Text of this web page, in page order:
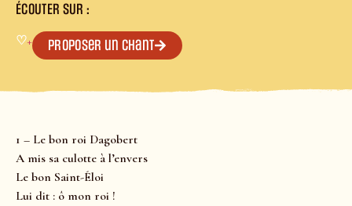
ÉCOUTER SUR :
♡+ Proposer un chant
1 – Le bon roi Dagobert
A mis sa culotte à l’envers
Le bon Saint-Éloi
Lui dit : ô mon roi !